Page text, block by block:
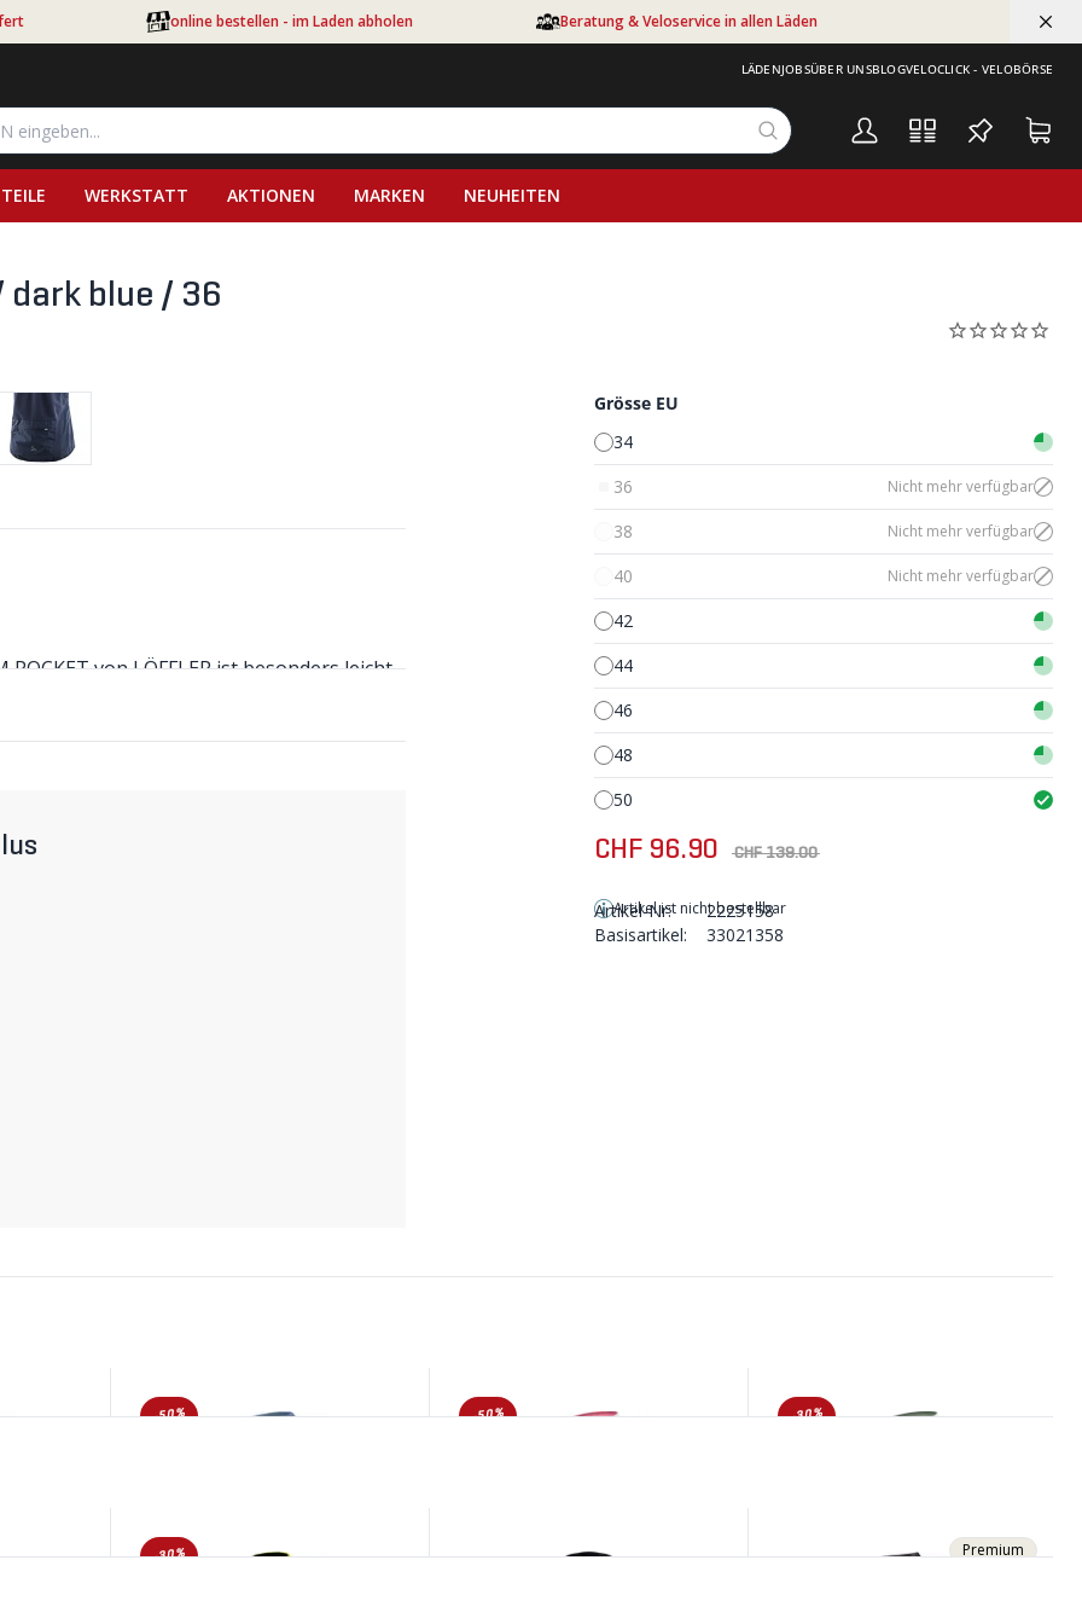
online bestellen - im Laden abholen Beratung & Veloservice in allen Läden
LÄDENJOBSÜBER UNSBLOGVELOCLICK - VELOBÖRSE
WERKSTATT AKTIONEN MARKEN NEUHEITEN
dark blue / 36
von LÖFFLER ist besonders leicht
mitgeführt werden.
und atmungsaktiv. Der
Elemente sorgen für Sichtbarkeit.
Grösse EU
34
36
Nicht mehr verfügbar
38 Nicht mehr verfügbar
40 Nicht mehr verfügbar
42
44
46
48
50
CHF 96.90 CHF 139.00
Artikel ist nicht bestellbar
Artikel-Nr:
2225158
Basisartikel:
33021358
-50% -50% -30%
-30% Premium